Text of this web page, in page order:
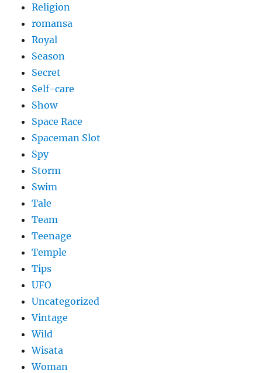
Religion
romansa
Royal
Season
Secret
Self-care
Show
Space Race
Spaceman Slot
Spy
Storm
Swim
Tale
Team
Teenage
Temple
Tips
UFO
Uncategorized
Vintage
Wild
Wisata
Woman